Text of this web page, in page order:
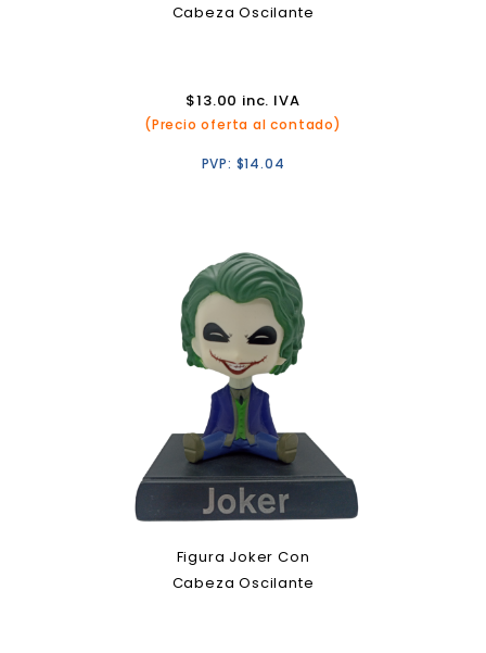
Cabeza Oscilante
$13.00 inc. IVA
(Precio oferta al contado)
PVP: $14.04
Figura Joker Con
Cabeza Oscilante